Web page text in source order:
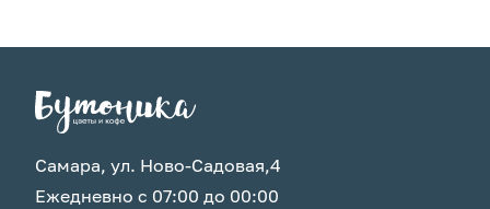
Самара, ул. Ново-Садовая,4
Ежедневно с 07:00 до 00:00